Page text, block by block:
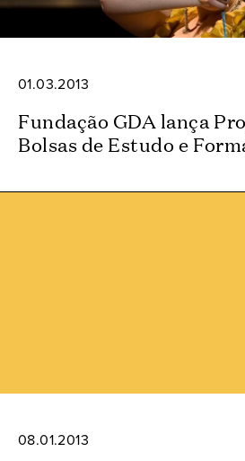
01.03.2013
Fundação GDA lança
Bolsas de Estudo e
08.01.2013